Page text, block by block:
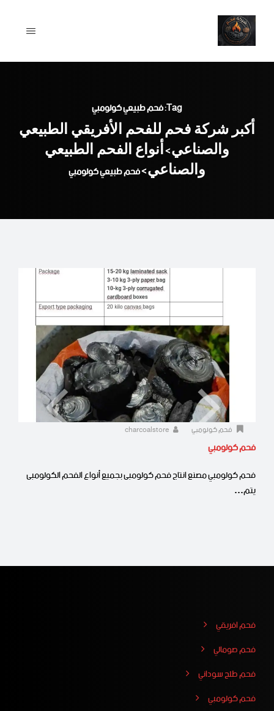
content
Tag: فحم طبيعي كولومبي
أكبر شركة فحم للفحم الأفريقي الطبيعي
والصناعي>أنواع الفحم الطبيعي
والصناعي>فحم طبيعي كولومبي
فحم كولومبي
فحم كولومبي
فحم كولومبي مصنع انتاج فحم كولومبى بجميع أنواع الفحم الكولومبى
يتم…
فحم افريقي
فحم صومالي
فحم طلح سوداني
فحم كولومبي